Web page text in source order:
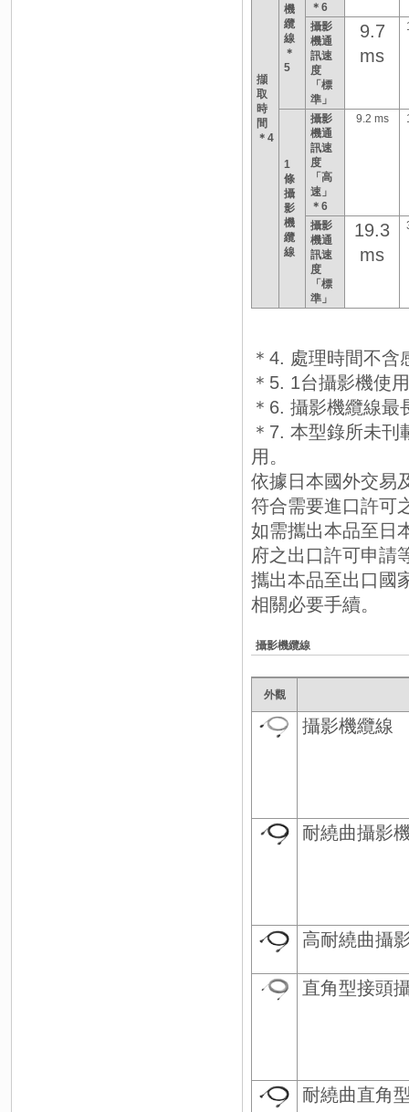
擷
取
時
間
＊4
機
纜
線
＊
5
＊6
攝影
機通
訊速
度
「標
準」
9.7
ms
1
條
攝
影
機
纜
線
攝影
機通
訊速
度
「高
速」
＊6
9.2 ms
攝影
機通
訊速
度
「標
準」
19.3
ms
＊4. 處理時間不
＊5. 1台攝影機使
＊6. 攝影機纜線最
＊7. 本型錄所未
用。
依據日本國外交易
符合需要進口許可
如需攜出本品至日
府之出口許可申請
攜出本品至出口國
相關必要手續。
攝影機纜線
外觀
攝影機纜線
耐繞曲攝影
高耐繞曲攝
直角型接頭
耐繞曲直角